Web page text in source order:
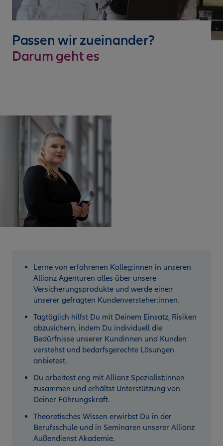
Passen wir zueinander?
Darum geht es
Lerne von erfahrenen Kolleg:innen in unseren
Allianz Agenturen alles über unsere
Versicherungsprodukte und werde eine:r
unserer gefragten Kundenversteher:innen.
Tagtäglich hilfst Du mit Deinem Einsatz, Risiken
abzusichern, indem Du individuell die
Bedürfnisse unserer Kundinnen und Kunden
verstehst und bedarfsgerechte Lösungen
anbietest.
Du arbeitest eng mit Allianz Spezialist:innen
zusammen und erhältst Unterstützung von
Deiner Führungskraft.
Theoretisches Wissen erwirbst Du in der
Berufsschule und in Seminaren unserer Allianz
Außendienst Akademie.